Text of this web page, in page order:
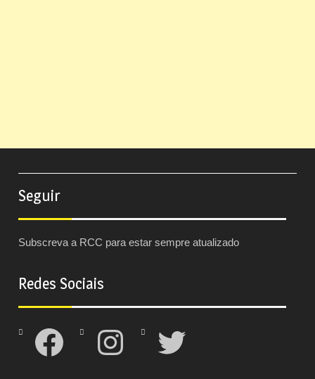
Seguir
Subscreva a RCC para estar sempre atualizado
Redes Sociais
Facebook Instagram Twitter